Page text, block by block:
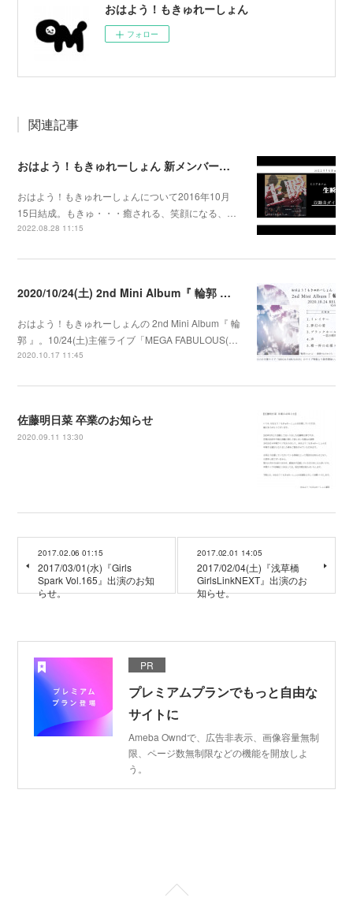
おはよう！もきゅれーしょん
フォロー
関連記事
おはよう！もきゅれーしょん 新メンバー募集！
おはよう！もきゅれーしょんについて2016年10月
15日結成。もきゅ・・・癒される、笑顔になる、…
2022.08.28 11:15
2020/10/24(土) 2nd Mini Album『 輪郭 』発売決定
おはよう！もきゅれーしょんの 2nd Mini Album『 輪
郭 』。10/24(土)主催ライブ「MEGA FABULOUS(…
2020.10.17 11:45
佐藤明日菜 卒業のお知らせ
2020.09.11 13:30
2017.02.06 01:15
2017/03/01(水)『Girls
Spark Vol.165』出演のお知
らせ。
2017.02.01 14:05
2017/02/04(土)『浅草橋
GirlsLinkNEXT』出演のお
知らせ。
PR
プレミアムプランでもっと自由な
サイトに
Ameba Owndで、広告非表示、画像容量無制
限、ページ数無制限などの機能を開放しよ
う。